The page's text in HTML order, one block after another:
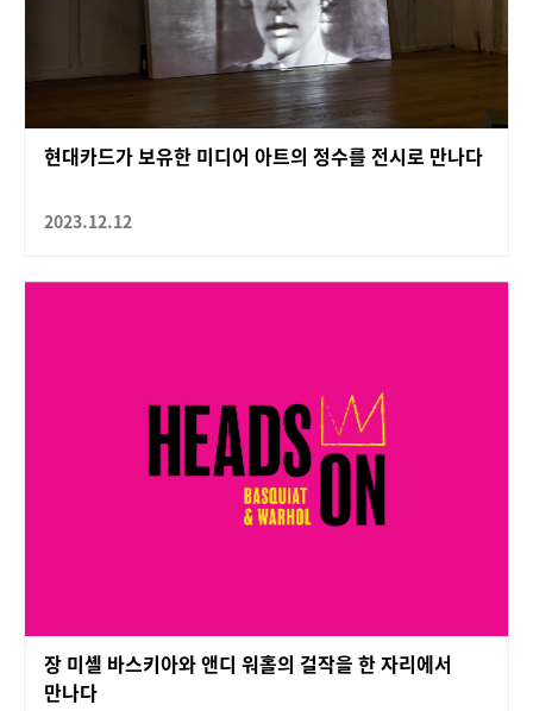
현대카드가 보유한 미디어 아트의 정수를 전시로 만나다
2023.12.12
장 미셸 바스키아와 앤디 워홀의 걸작을 한 자리에서
만나다